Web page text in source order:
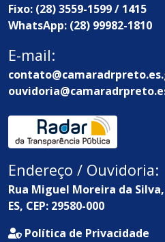
Fixo: (28) 3559-1599 / 1415
WhatsApp: (28) 99982-1810
E-mail:
Endereço / Ouvidoria:
Rua Miguel Moreira da
ES, CEP: 29580-000
Política de Privacidade